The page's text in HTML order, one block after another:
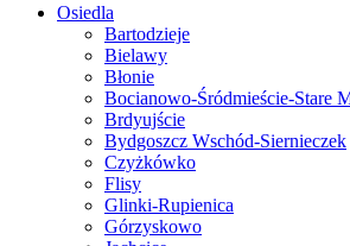
Osiedla
Bartodzieje
Bielawy
Błonie
Bocianowo-Śródmieście-Stare
Brdyujście
Bydgoszcz Wschód-Siernieczek
Czyżkówko
Flisy
Glinki-Rupienica
Górzyskowo